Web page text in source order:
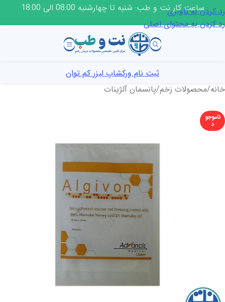
رد کردن به ناوبری
رد کردن به محتوای اصلی
ساعت کار نت و طب: شنبه تا چهارشنبه 08:00 الی 18:00
ثبت نام ورکشاپ لیزر کم توان
خانه/محصولات زخم/پانسمان آلژینات
ناموجو
د